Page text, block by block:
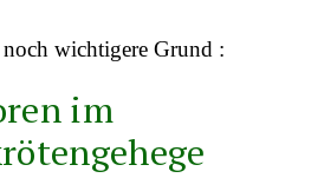
wichtigere Grund :
im